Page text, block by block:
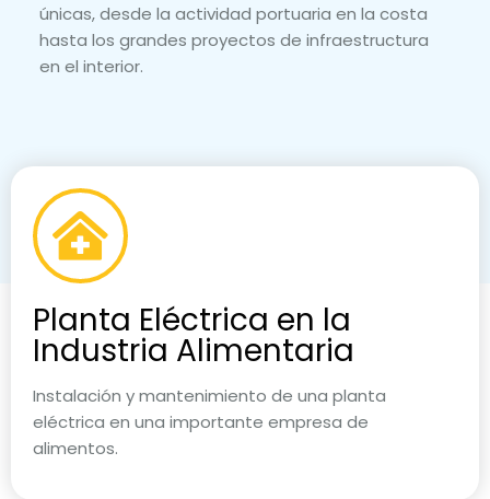
únicas, desde la actividad portuaria en la costa
hasta los grandes proyectos de infraestructura
en el interior.
Planta Eléctrica en la
Industria Alimentaria
Instalación y mantenimiento de una planta
eléctrica en una importante empresa de
alimentos.